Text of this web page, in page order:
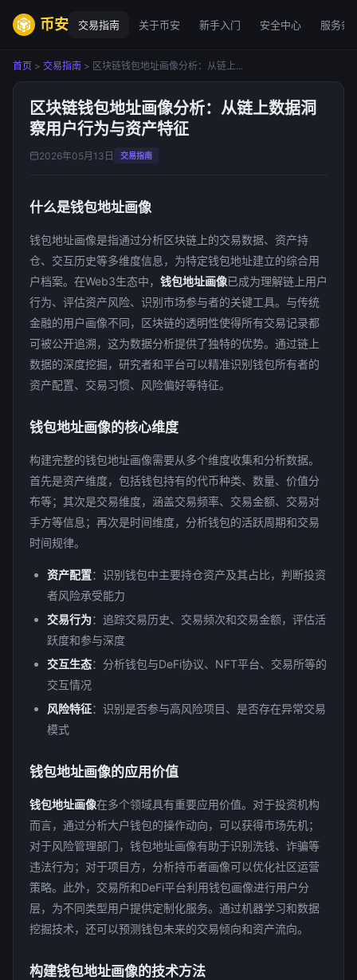
币安 交易指南 关于币安 新手入门 安全中心 服务条
首页 > 交易指南 > 区块链钱包地址画像分析：从链上...
区块链钱包地址画像分析：从链上数据洞
察用户行为与资产特征
2026年05月13日 交易指南
什么是钱包地址画像
钱包地址画像是指通过分析区块链上的交易数据、资产持
仓、交互历史等多维度信息，为特定钱包地址建立的综合用
户档案。在Web3生态中， 钱包地址画像已成为理解链上用户
行为、评估资产风险、识别市场参与者的关键工具。与传统
金融的用户画像不同，区块链的透明性使得所有交易记录都
可被公开追溯，这为数据分析提供了独特的优势。通过链上
数据的深度挖掘，研究者和平台可以精准识别钱包所有者的
资产配置、交易习惯、风险偏好等特征。
钱包地址画像的核心维度
构建完整的钱包地址画像需要从多个维度收集和分析数据。
首先是资产维度，包括钱包持有的代币种类、数量、价值分
布等；其次是交易维度，涵盖交易频率、交易金额、交易对
手方等信息；再次是时间维度，分析钱包的活跃周期和交易
时间规律。
资产配置：识别钱包中主要持仓资产及其占比，判断投资
者风险承受能力
交易行为：追踪交易历史、交易频次和交易金额，评估活
跃度和参与深度
交互生态：分析钱包与DeFi协议、NFT平台、交易所等的
交互情况
风险特征：识别是否参与高风险项目、是否存在异常交易
模式
钱包地址画像的应用价值
钱包地址画像在多个领域具有重要应用价值。对于投资机构
而言，通过分析大户钱包的操作动向，可以获得市场先机；
对于风险管理部门，钱包地址画像有助于识别洗钱、诈骗等
违法行为；对于项目方，分析持币者画像可以优化社区运营
策略。此外，交易所和DeFi平台利用钱包画像进行用户分
层，为不同类型用户提供定制化服务。通过机器学习和数据
挖掘技术，还可以预测钱包未来的交易倾向和资产流向。
构建钱包地址画像的技术方法